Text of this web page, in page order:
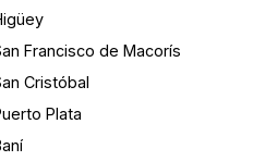
Francisco de Macorís
Cristóbal
Plata